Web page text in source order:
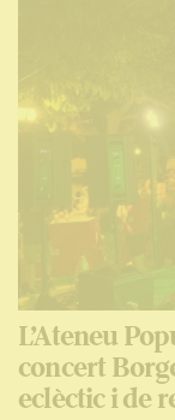
L’Ateneu
concert
eclèctic i de